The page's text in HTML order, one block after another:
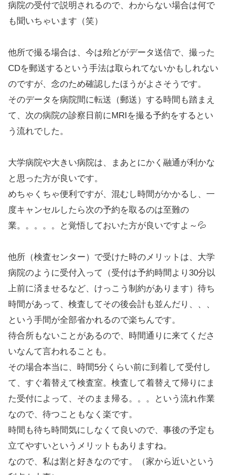
病院の受付で説明されるので、わからない場合は何で
も聞いちゃいます（笑）
他所で撮る場合は、今は殆どがデータ送信で、撮った
CDを郵送するという手法は取られてないかもしれない
のですが、念のため確認したほうがよさそうです。
そのデータを病院間に転送（郵送）する時間も踏まえ
て、次の病院の診察日前にMRIを撮る予約をするとい
う流れでした。
大学病院や大きい病院は、まあとにかく融通が利かな
と思った方が良いです。
めちゃくちゃ便利ですが、混むし時間がかかるし、一
度キャンセルしたら次の予約を取るのは至難の
業。。。。。と覚悟しておいた方が良いですよ～💦
他所（検査センター）で受けた時のメリットは、大学
病院のように受付入って（受付は予約時間より30分以
上前に済ませるなど、けっこう制約があります）待ち
時間があって、検査してその後会計も並んだり、、、
という手間が全部省かれるので楽ちんです。
待合所もないことがあるので、時間通りに来てくださ
いなんて言われることも。
その場合本当に、時間5分くらい前に到着して受付し
て、すぐ着替えて検査室。検査して着替えて帰りにま
た受付によって、そのまま帰る。。。という流れ作業
なので、待つこともなく楽です。
時間も待ち時間気にしなくて良いので、事後の予定も
立てやすいというメリットもありますね。
なので、私は割と好きなのです。（家から近いという